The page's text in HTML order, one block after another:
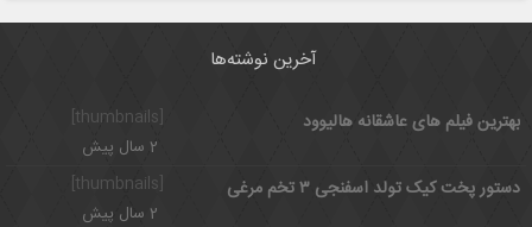
آخرین نوشته‌ها
بهترین فیلم های عاشقانه هالیوود
2 سال پیش
[thumbnails]
دستور پخت کیک تولد اسفنجی ۳ تخم مرغی
2 سال پیش